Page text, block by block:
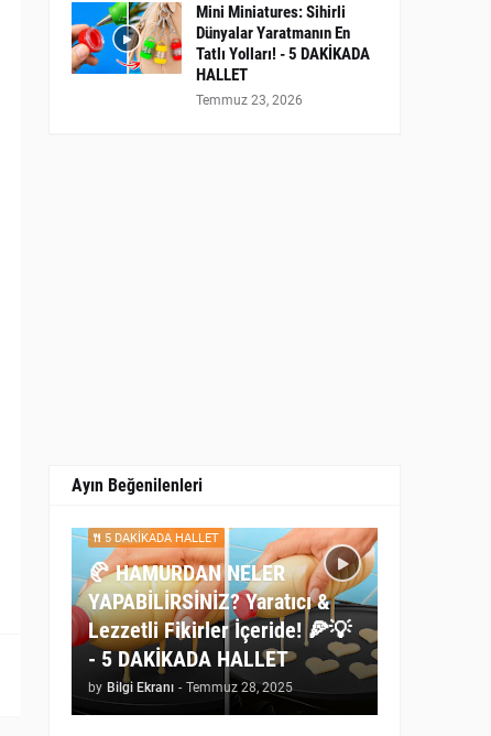
Mini Miniatures: Sihirli
Dünyalar Yaratmanın En
Tatlı Yolları! - 5 DAKİKADA
HALLET
Temmuz 23, 2026
Ayın Beğenilenleri
5 DAKİKADA HALLET
🥐 HAMURDAN NELER
YAPABİLİRSİNİZ? Yaratıcı &
Lezzetli Fikirler İçeride! 🍕💡
- 5 DAKİKADA HALLET
by Bilgi Ekranı - Temmuz 28, 2025